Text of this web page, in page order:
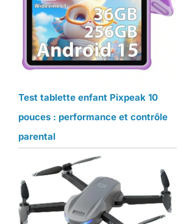
Test tablette enfant Pixpeak 10
pouces : performance et contrôle
parental